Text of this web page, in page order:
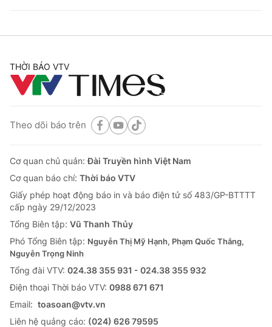
THỜI BÁO VTV
Theo dõi báo trên
Cơ quan chủ quản:Đài Truyền hình Việt Nam
Cơ quan báo chí: Thời báo VTV
Giấy phép hoạt động báo in và báo điện tử số 483/GP-BTTTT
cấp ngày 29/12/2023
Tổng Biên tập: Vũ Thanh Thủy
Phó Tổng Biên tập: Nguyễn Thị Mỹ Hạnh, Phạm Quốc Thắng,
Nguyễn Trọng Ninh
Tổng đài VTV: 024.38 355 931 - 024.38 355 932
Ðiện thoại Thời báo VTV: 0988 671 671
Email: toasoan@vtv.vn
Liên hệ quảng cáo: (024) 626 79595